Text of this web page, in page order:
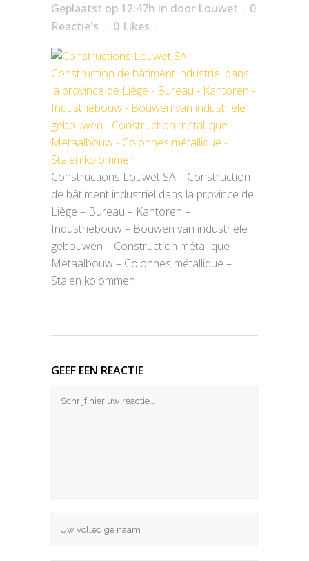
Geplaatst op 12:47h in door Louwet
0
Reactie's
0 Likes
Constructions Louwet SA – Construction
de bâtiment industriel dans la province de
Liège – Bureau – Kantoren –
Industriebouw – Bouwen van industriële
gebouwen – Construction métallique –
Metaalbouw – Colonnes métallique –
Stalen kolommen
GEEF EEN REACTIE